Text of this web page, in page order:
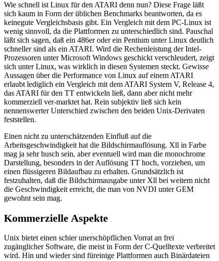
Wie schnell ist Linux für den ATARI denn nun? Diese Frage läßt
sich kaum in Form der üblichen Benchmarks beantworten, da es
keinegute Vergleichsbasis gibt. Ein Vergleich mit dem PC-Linux ist
wenig sinnvoll, da die Plattformen zu unterschiedlich sind. Pauschal
läßt sich sagen, daß ein 486er oder ein Pentium unter Linux deutlich
schneller sind als ein ATARI. Wird die Rechenleistung der Intel-
Prozessoren unter Microsoft Windows geschickt verschleudert, zeigt
sich unter Linux, was wirklich in diesen Systemen steckt. Gewisse
Aussagen über die Performance von Linux auf einem ATARI
erlaubt lediglich ein Vergleich mit dem ATARI System V, Release 4,
das ATARI für den TT entwickeln ließ, dann aber nicht mehr
kommerziell ver-marktet hat. Rein subjektiv ließ sich kein
nennenswerter Unterschied zwischen den beiden Unix-Derivaten
feststellen.
Einen nicht zu unterschätzenden Einfluß auf die
Arbeitsgeschwindigkeit hat die Bildschirmauflösung. Xll in Farbe
mag ja sehr husch sein, aber eventuell wird man die monochrome
Darstellung, besonders in der Auflösung TT hoch, vorziehen, um
einen flüssigeren Bildaufbau zu erhalten. Grundsätzlich ist
festzuhalten, daß die Bildschirmausgabe unter Xll bei weitem nicht
die Geschwindigkeit erreicht, die man von NVDI unter GEM
gewohnt sein mag.
Kommerzielle Aspekte
Unix bietet einen schier unerschöpflichen Vorrat an frei
zugänglicher Software, die meist in Form der C-Quelltexte verbreitet
wird. Hin und wieder sind füreinige Plattformen auch Binärdateien